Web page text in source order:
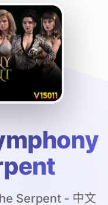
Serpent - 中文